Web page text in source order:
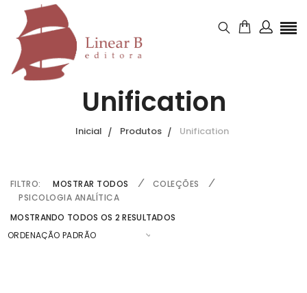
Unification
Inicial Produtos Unification
FILTRO: MOSTRAR TODOS
COLEÇÕES
PSICOLOGIA ANALÍTICA
MOSTRANDO TODOS OS 2 RESULTADOS